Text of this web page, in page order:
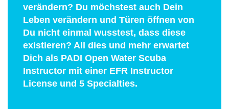
verändern? Du möchstest auch Dein
Leben verändern und Türen öffnen von
Du nicht einmal wusstest, dass diese
existieren? All dies und mehr erwartet
Dich als PADI Open Water Scuba
Instructor mit einer EFR Instructor
License und 5 Specialties.